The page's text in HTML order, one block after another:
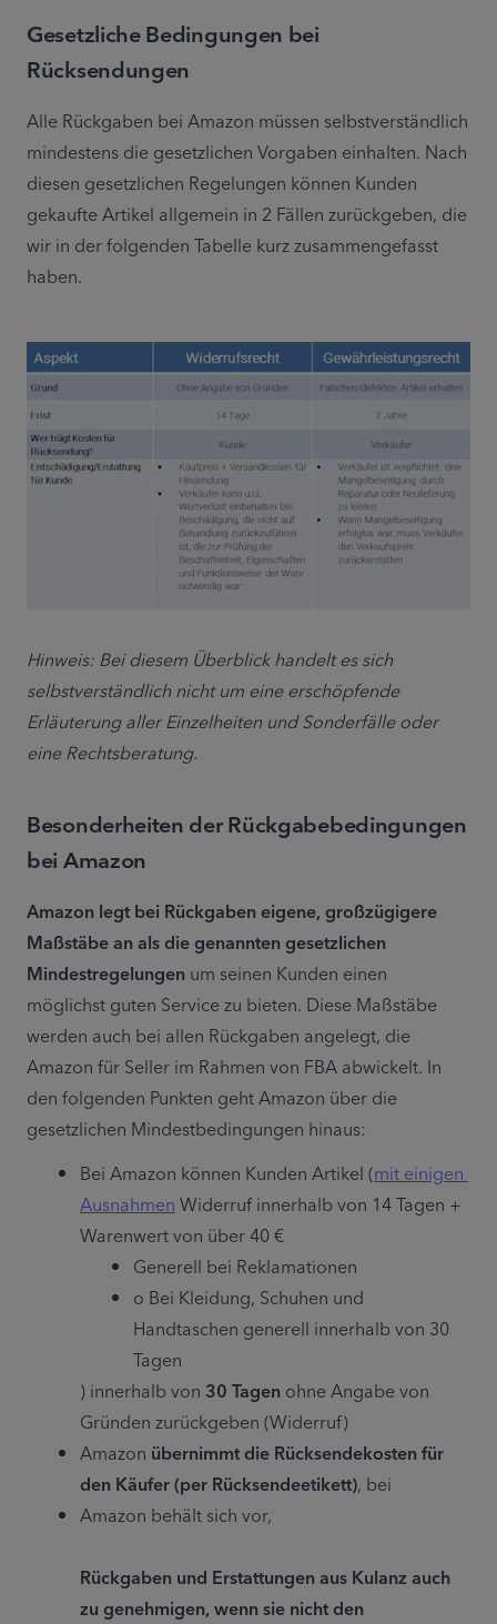
Gesetzliche Bedingungen bei
Rücksendungen
Alle Rückgaben bei Amazon müssen selbstverständlich
mindestens die gesetzlichen Vorgaben einhalten. Nach
diesen gesetzlichen Regelungen können Kunden
gekaufte Artikel allgemein in 2 Fällen zurückgeben, die
wir in der folgenden Tabelle kurz zusammengefasst
haben.
Hinweis: Bei diesem Überblick handelt es sich
selbstverständlich nicht um eine erschöpfende
Erläuterung aller Einzelheiten und Sonderfälle oder
eine Rechtsberatung.
Besonderheiten der Rückgabebedingungen
bei Amazon
Amazon legt bei Rückgaben eigene, großzügigere
Maßstäbe an als die genannten gesetzlichen
Mindestregelungen um seinen Kunden einen
möglichst guten Service zu bieten. Diese Maßstäbe
werden auch bei allen Rückgaben angelegt, die
Amazon für Seller im Rahmen von FBA abwickelt. In
den folgenden Punkten geht Amazon über die
gesetzlichen Mindestbedingungen hinaus:
Bei Amazon können Kunden Artikel (mit einigen
Ausnahmen Widerruf innerhalb von 14 Tagen +
Warenwert von über 40 €
Generell bei Reklamationen
o Bei Kleidung, Schuhen und
Handtaschen generell innerhalb von 30
Tagen
) innerhalb von 30 Tagen ohne Angabe von
Gründen zurückgeben (Widerruf)
Amazon übernimmt die Rücksendekosten für
den Käufer (per Rücksendeetikett), bei
Amazon behält sich vor,
Rückgaben und Erstattungen aus Kulanz auch
zu genehmigen, wenn sie nicht den